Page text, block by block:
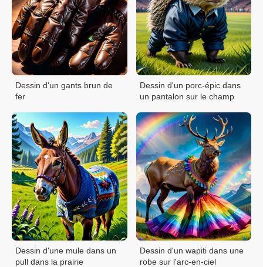
Dessin d'un gants brun de
fer
Dessin d'un porc-épic dans
un pantalon sur le champ
Dessin d'une mule dans un
pull dans la prairie
Dessin d'un wapiti dans une
robe sur l'arc-en-ciel